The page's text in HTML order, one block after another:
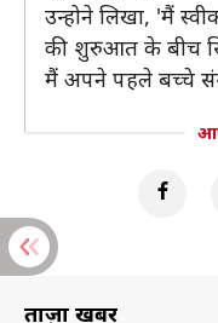
उन्होने लिखा, 'मैं
की शुरुआत के बीच
मैं अपने पहले बच्चे संग
ताज़ा खबरें